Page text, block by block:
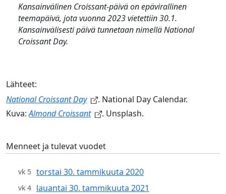
Kansainvälinen Croissant-päiväon epävirallinen
teemapäivä, jota vuonna 2023 vietettiin 30.1.
Kansainvälisesti päivä tunnetaan nimelläNational
Croissant Day.
Lähteet:
National Croissant Day
. National Day Calendar.
Kuva:Almond Croissant . Unsplash.
Menneet ja tulevat vuodet
vk 5 torstai 30. tammikuuta 2020
vk 4 lauantai 30. tammikuuta 2021